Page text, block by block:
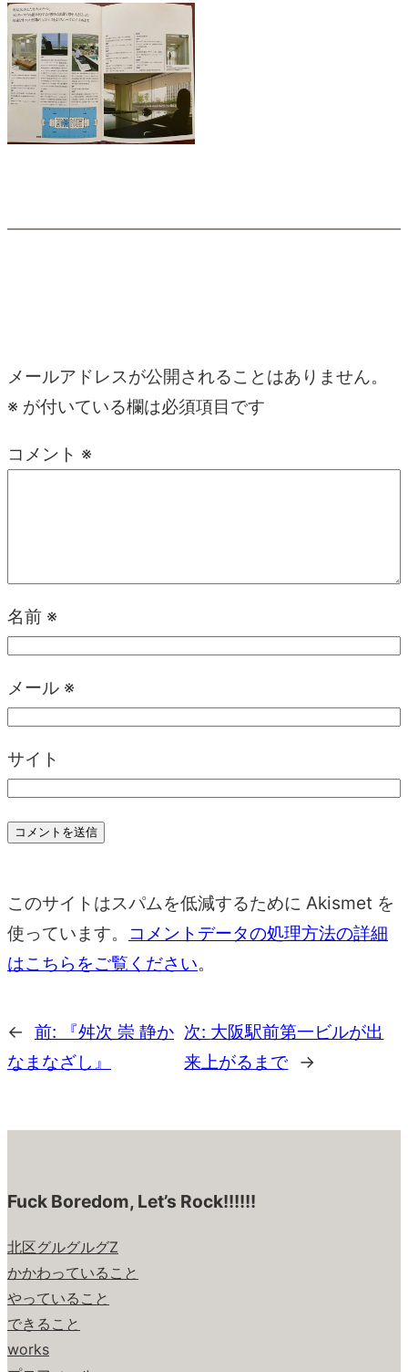
メールアドレスが公開されることはありません。
※ が付いている欄は必須項目です
コメント ※
名前 ※
メール ※
サイト
このサイトはスパムを低減するために Akismet を
使っています。
コメントデータの処理方法の詳細
はこちらをご覧ください。
← 前:
『舛次 崇 静か
なまなざし』
次: 大阪駅前第一ビルが出
来上がるまで →
Fuck Boredom, Let’s Rock!!!!!!
北区グルグルグZ
かかわっていること
やっていること
できること
works